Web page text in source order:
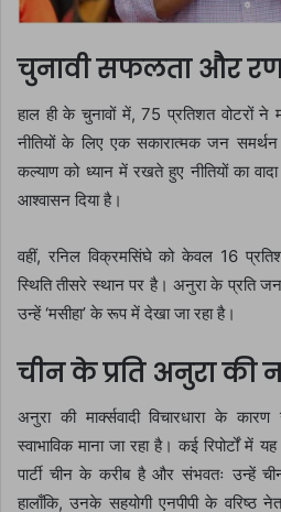
चुनावी सफलता और
हाल ही के चुनावों में, 75 प्रतिशत वोटरों
नीतियों के लिए एक सकारात्मक जन समर्थन
कल्याण को ध्यान में रखते हुए नीतियों का
आश्वासन दिया है।
वहीं, रनिल विक्रमसिंघे को केवल 16
स्थिति तीसरे स्थान पर है। अनुरा के प्रति
उन्हें ‘मसीहा’ के रूप में देखा जा रहा है।
चीन के प्रति अनुरा की
अनुरा की मार्क्सवादी विचारधारा के
स्वाभाविक माना जा रहा है। कई रिपोर्टों में
पार्टी चीन के करीब है और संभवतः उन्हें
हालाँकि, उनके सहयोगी एनपीपी के वरिष्ठ